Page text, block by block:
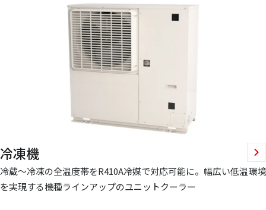
冷凍機
冷蔵～冷凍の全温度帯をR410A冷媒で対応可能に。幅広い低温環境
を実現する機種ラインアップのユニットクーラー